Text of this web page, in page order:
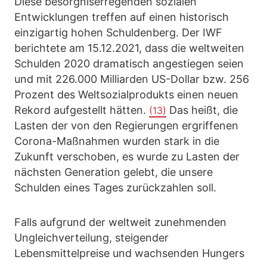
Entwicklungen treffen auf einen historisch
einzigartig hohen Schuldenberg. Der IWF
berichtete am 15.12.2021, dass die weltweiten
Schulden 2020 dramatisch angestiegen seien
und mit 226.000 Milliarden US-Dollar bzw. 256
Prozent des Weltsozialprodukts einen neuen
Rekord aufgestellt hätten. (13) Das heißt, die
Lasten der von den Regierungen ergriffenen
Corona-Maßnahmen wurden stark in die
Zukunft verschoben, es wurde zu Lasten der
nächsten Generation gelebt, die unsere
Schulden eines Tages zurückzahlen soll.
Falls aufgrund der weltweit zunehmenden
Ungleichverteilung, steigender
Lebensmittelpreise und wachsenden Hungers